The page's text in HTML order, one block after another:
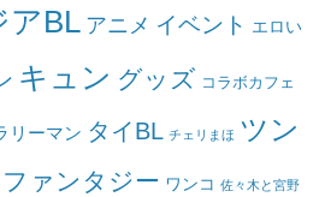
アBL アニメ イベント エロい
キュン グッズ コラボカフェ
リーマン タイBL チェリまほ ツン
ファンタジー ワンコ 佐々木と宮野